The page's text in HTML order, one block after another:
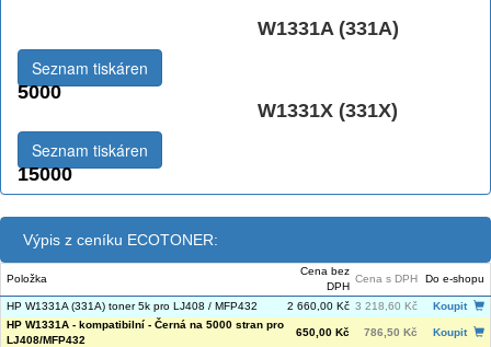
W1331A (331A)
5000
Seznam tiskáren
W1331X (331X)
15000
Seznam tiskáren
Výpis z ceníku ECOTONER:
Položka
Cena bez
DPH
Cena s DPH Do e-shopu
HP W1331A (331A) toner 5k pro LJ408 / MFP432 2 660,00 Kč 3 218,60 Kč
Koupit
HP W1331A - kompatibilní - Černá na 5000 stran pro
LJ408/MFP432
650,00 Kč 786,50 Kč Koupit